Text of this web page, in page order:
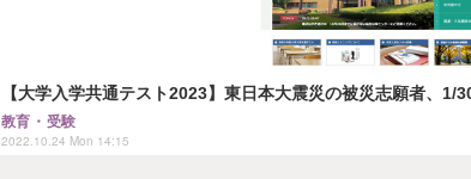
【大学入学共通テスト2023】東日本大震災の被災志願者、1/
教育・受験
2022.10.24 Mon 14:15